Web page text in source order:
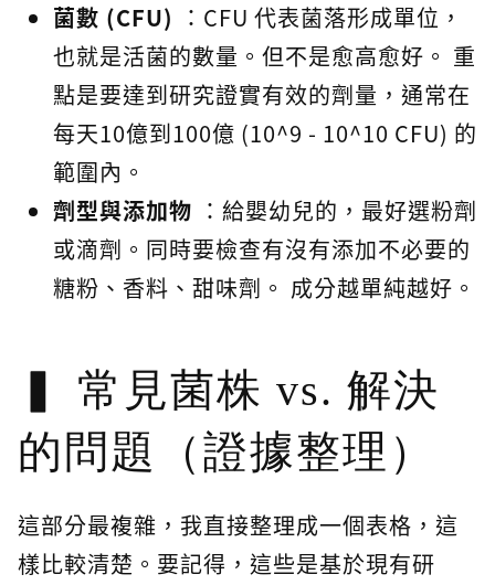
菌數 (CFU) ：CFU 代表菌落形成單位，
也就是活菌的數量。但不是愈高愈好。 重
點是要達到研究證實有效的劑量，通常在
每天10億到100億 (10^9 - 10^10 CFU) 的
範圍內。
劑型與添加物 ：給嬰幼兒的，最好選粉劑
或滴劑。同時要檢查有沒有添加不必要的
糖粉、香料、甜味劑。 成分越單純越好。
常見菌株 vs. 解決
的問題（證據整理）
這部分最複雜，我直接整理成一個表格，這
樣比較清楚。要記得，這些是基於現有研